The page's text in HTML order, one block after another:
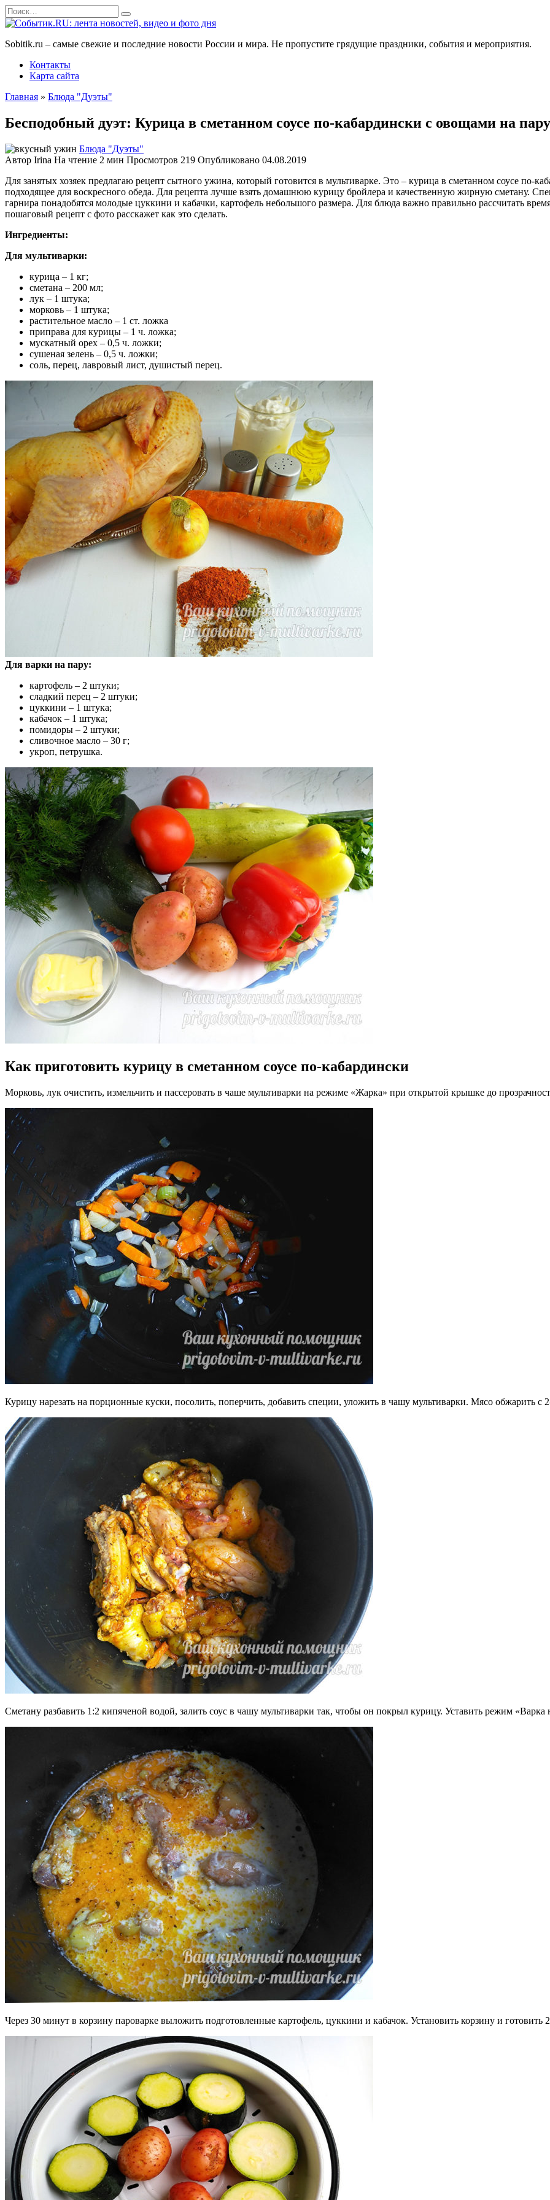
Перейти
к
Search
for:
Sobitik.ru – самые свежие и последние новости России и мира. Не пропустите грядущие праздники, события и мероприятия.
Контакты
Карта сайта
Главная » Блюда "Дуэты"
Бесподобный дуэт: Курица в сметанном соусе по-кабардински с овощами на пару
Блюда "Дуэты"
Автор Irina На чтение 2 мин Просмотров 219 Опубликовано 04.08.2019
Для занятых хозяек предлагаю рецепт сытного ужина, который готовится в мультиварке. Это – курица в сметанном соусе по-
подходящее для воскресного обеда. Для рецепта лучше взять домашнюю курицу бройлера и качественную жирную сметану.
гарнира понадобятся молодые цуккини и кабачки, картофель небольшого размера. Для блюда важно правильно рассчитать
пошаговый рецепт с фото расскажет как это сделать.
Ингредиенты:
Для мультиварки:
курица – 1 кг;
сметана – 200 мл;
лук – 1 штука;
морковь – 1 штука;
растительное масло – 1 ст. ложка
приправа для курицы – 1 ч. ложка;
мускатный орех – 0,5 ч. ложки;
сушеная зелень – 0,5 ч. ложки;
соль, перец, лавровый лист, душистый перец.
Для варки на пару:
картофель – 2 штуки;
сладкий перец – 2 штуки;
цуккини – 1 штука;
кабачок – 1 штука;
помидоры – 2 штуки;
сливочное масло – 30 г;
укроп, петрушка.
Как приготовить курицу в сметанном соусе по-кабардински
Морковь, лук очистить, измельчить и пассеровать в чаше мультиварки на режиме «Жарка» при открытой крышке до
Курицу нарезать на порционные куски, посолить, поперчить, добавить специи, уложить в чашу мультиварки. Мясо обжарить с
Сметану разбавить 1:2 кипяченой водой, залить соус в чашу мультиварки так, чтобы он покрыл курицу. Уставить режим «Варка
Через 30 минут в корзину пароварке выложить подготовленные картофель, цуккини и кабачок. Установить корзину и готовить